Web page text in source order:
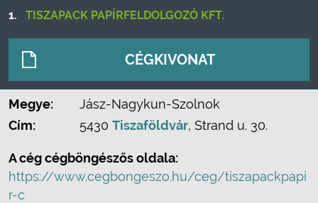
1. TISZAPACK PAPÍRFELDOLGOZÓ KFT.
CÉGKIVONAT
Megye:
Jász-Nagykun-Szolnok
Cím:
5430 Tiszaföldvár, Strand u. 30.
A cég cégböngészős oldala:
https://www.cegbongeszo.hu/ceg/tiszapackpapi
r-c